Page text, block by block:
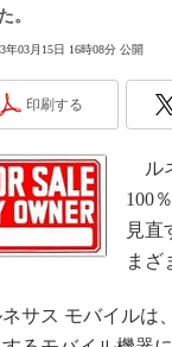
。
年03月15日 16時08分 公開
印刷する
ル
100
見直
まざ
サス モバイルは